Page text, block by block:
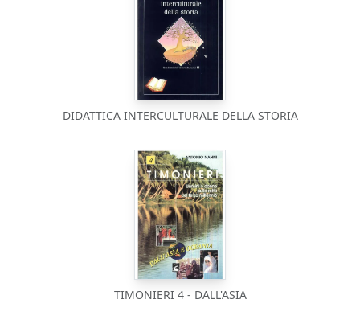
DIDATTICA INTERCULTURALE DELLA STORIA
TIMONIERI 4 - DALL'ASIA